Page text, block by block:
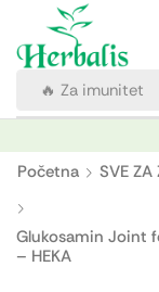
🔥 Za imunitet
Početna SVE ZA
Glukosamin Joint
– HEKA